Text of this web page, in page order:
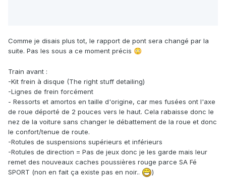
Comme je disais plus tot, le rapport de pont sera changé par la
suite. Pas les sous a ce moment précis 😳
Train avant :
-Kit frein à disque (The right stuff detailing)
-Lignes de frein forcément
- Ressorts et amortos en taille d'origine, car mes fusées ont l'axe
de roue déporté de 2 pouces vers le haut. Cela rabaisse donc le
nez de la voiture sans changer le débattement de la roue et donc
le confort/tenue de route.
-Rotules de suspensions supérieurs et inférieurs
-Rotules de direction = Pas de jeux donc je les garde mais leur
remet des nouveaux caches poussières rouge parce SA Fé
SPORT (non en fait ça existe pas en noir..
)